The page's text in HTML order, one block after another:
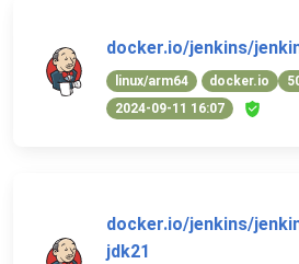
docker.io/jenkins/
linux/arm64 docker.io
2024-09-11 16:07
docker.io/jenkins/
jdk21